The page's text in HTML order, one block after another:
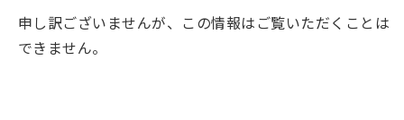
申し訳ございませんが、この情報はご覧いただくことは
できません。